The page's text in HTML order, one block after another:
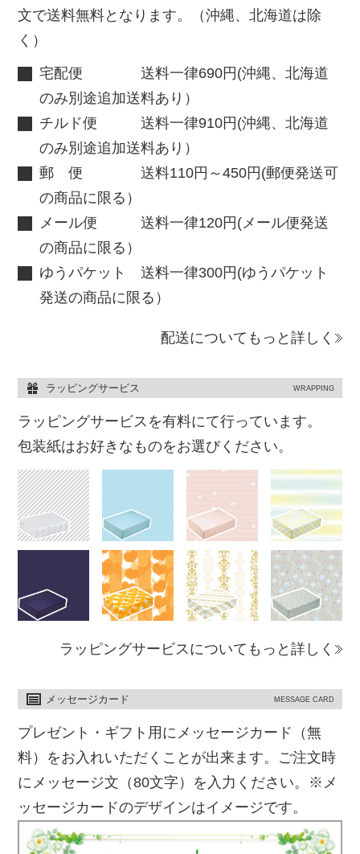
文で送料無料となります。（沖縄、北海道は除
く）
宅配便 送料一律690円(沖縄、北海道
のみ別途追加送料あり）
チルド便 送料一律910円(沖縄、北海道
のみ別途追加送料あり）
郵 便 送料110円～450円(郵便発送可
の商品に限る）
メール便 送料一律120円(メール便発送
の商品に限る）
ゆうパケット 送料一律300円(ゆうパケット
発送の商品に限る）
配送についてもっと詳しく
ラッピングサービス WRAPPING
ラッピングサービスを有料にて行っています。
包装紙はお好きなものをお選びください。
ラッピングサービスについてもっと詳しく
メッセージカード MESSAGE CARD
プレゼント・ギフト用にメッセージカード（無
料）をお入れいただくことが出来ます。ご注文時
にメッセージ文（80文字）を入力ください。※メ
ッセージカードのデザインはイメージです。